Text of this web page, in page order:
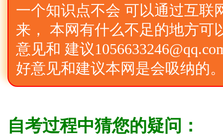
一个知识点不会 可以通过互联
来， 本网有什么不足的地方可
意见和 建议
好意见和建议本网是会吸纳的
自考过程中猜您的疑问：